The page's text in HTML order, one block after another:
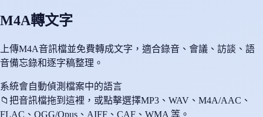
M4A轉文字
上傳M4A音訊檔並免費轉成文字，適合錄音、會議、訪談、語
音備忘錄和逐字稿整理。
系統會自動偵測檔案中的語言
📁 把音訊檔拖到這裡，或點擊選擇MP3、WAV、M4A/AAC、
FLAC、OGG/Opus、AIFF、CAF、WMA 等。